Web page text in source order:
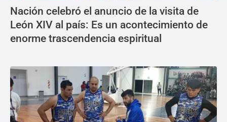
Nación celebró el anuncio de la visita de
León XIV al país: Es un acontecimiento de
enorme trascendencia espiritual